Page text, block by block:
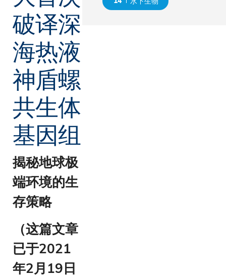
破译深
海热液
神盾螺
共生体
基因组
揭秘地球极
端环境的生
存策略
（这篇文章
已于2021
年2月19日